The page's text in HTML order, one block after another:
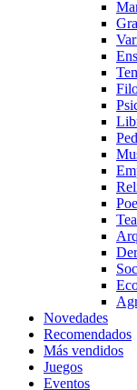
Novedades
Recomendados
Más vendidos
Juegos
Eventos